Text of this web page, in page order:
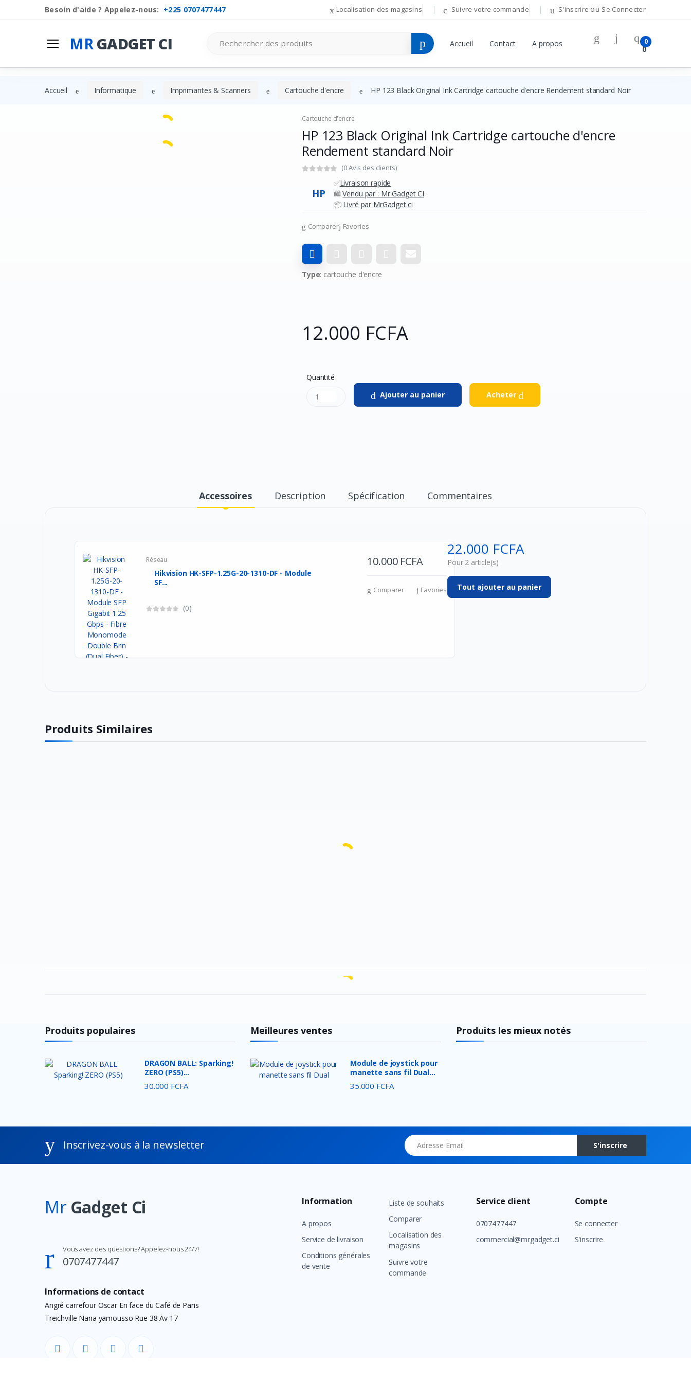
Besoin d'aide ? Appelez-nous: +225 0707477447 Localisation des magasins Suivre votre commande S'inscrire ou Se Connecter
MRGADGET CI
Gadget Ci
Les Categories
Accueil Contact A propos 0
0
Accueil Informatique Imprimantes & Scanners Cartouche d'encre HP 123 Black Original Ink Cartridge cartouche d'encre Rendement standard Noir
Cartouche d'encre
HP 123 Black Original Ink Cartridge cartouche d'encre
Rendement standard Noir
(0 Avis des clients)
HP
✅Livraison rapide
🛍️Vendu par : Mr Gadget CI
📦 Livré par MrGadget.ci
Comparer Favories
Type: cartouche d'encre
12.000 FCFA
Quantité
Ajouter au panier
Acheter
Accessoires Description Spécification Commentaires
Réseau
Hikvision HK-SFP-1.25G-20-1310-DF - Module
SF...
(0)
10.000 FCFA
Comparer Favories
22.000 FCFA
Pour 2 article(s)
Tout ajouter au panier
Produits Similaires
Produits populaires
DRAGON BALL: Sparking!
ZERO (PS5)...
30.000 FCFA
Meilleures ventes
Module de joystick pour
manette sans fil Dual...
35.000 FCFA
Produits les mieux notés
Inscrivez-vous à la newsletter Adresse Email
S'inscrire
Mr Gadget Ci
Vous avez des questions? Appelez-nous 24/7!
0707477447
Informations de contact
Angré carrefour Oscar En face du Café de Paris
Treichville Nana yamousso Rue 38 Av 17
Information
A propos
Service de livraison
Conditions générales
de vente
Liste de souhaits
Comparer
Localisation des
magasins
Suivre votre
commande
Service client
0707477447
commercial@mrgadget.ci
Compte
Se connecter
S'inscrire
Bonjour!
Adresse E-mail